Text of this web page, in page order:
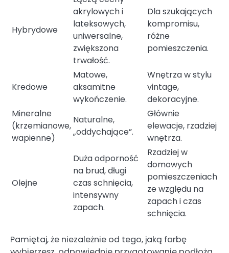
Hybrydowe
akrylowych i
lateksowych,
uniwersalne,
zwiększona
trwałość.
Dla szukających
kompromisu,
różne
pomieszczenia.
Kredowe
Matowe,
aksamitne
wykończenie.
Wnętrza w stylu
vintage,
dekoracyjne.
Mineralne
(krzemianowe,
wapienne)
Naturalne,
„oddychające”.
Głównie
elewacje, rzadziej
wnętrza.
Olejne
Duża odporność
na brud, długi
czas schnięcia,
intensywny
zapach.
Rzadziej w
domowych
pomieszczeniach
ze względu na
zapach i czas
schnięcia.
Pamiętaj, że niezależnie od tego, jaką farbę